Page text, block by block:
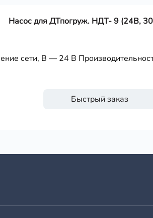
Насос для ДТпогруж. НДТ- 9 (24В,
сети, В — 24 В
Быстрый заказ